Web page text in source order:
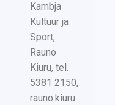
Kambja
Kultuur ja
Sport,
Rauno
Kiuru, tel.
5381 2150,
rauno.kiuru